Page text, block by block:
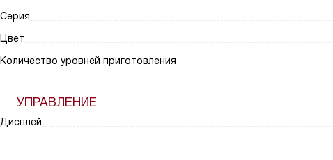
Серия
Цвет
Количество уровней приготовления
УПРАВЛЕНИЕ
Дисплей